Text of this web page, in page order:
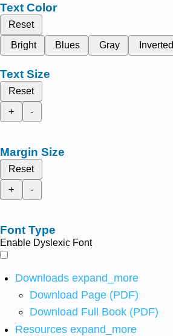
Text Color
Reset
Bright
Blues Gray Inverted
Text Size
Reset
+
-
Margin Size
Reset
+
-
Font Type
Enable Dyslexic Font
Downloads expand_more
Download Page (PDF)
Download Full Book (PDF)
Resources expand_more